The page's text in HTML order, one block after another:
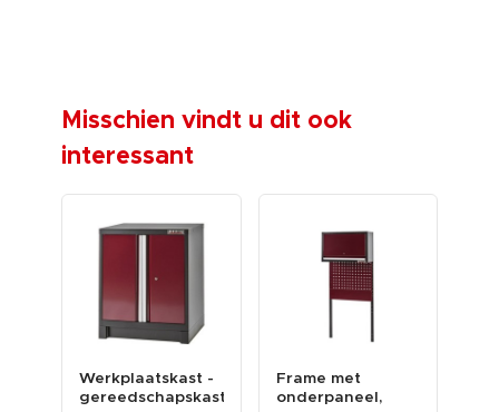
Misschien vindt u dit ook
interessant
Werkplaatskast -
gereedschapskast
Frame met
onderpaneel,